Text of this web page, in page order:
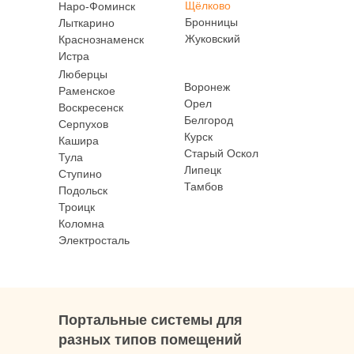
Наро-Фоминск
Лыткарино
Краснознаменск
Истра
Щёлково
Бронницы
Жуковский
Люберцы
Раменское
Воскресенск
Серпухов
Кашира
Тула
Ступино
Подольск
Троицк
Коломна
Электросталь
Воронеж
Орел
Белгород
Курск
Старый Оскол
Липецк
Тамбов
Портальные системы для
разных типов помещений
privet@oknapeople.ru
Написать в WhatsApp
Москва, Нижняя Красносельская 35, стр.3
Режим работы: Пн-Пт с 9:00 до 18:00,
Сб с 9:00 до 15:00, Вс – выходной